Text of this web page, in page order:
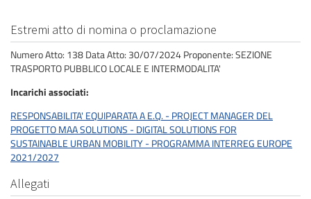
Estremi atto di nomina o proclamazione
Numero Atto: 138 Data Atto: 30/07/2024 Proponente: SEZIONE
TRASPORTO PUBBLICO LOCALE E INTERMODALITA'
Incarichi associati
RESPONSABILITA' EQUIPARATA A E.Q. - PROJECT MANAGER DEL
PROGETTO MAA SOLUTIONS - DIGITAL SOLUTIONS FOR
SUSTAINABLE URBAN MOBILITY - PROGRAMMA INTERREG EUROPE
2021/2027
Allegati